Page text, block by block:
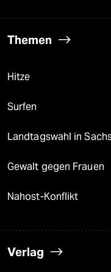
Themen
Hitze
Surfen
Landtagswahl in
Gewalt gegen Frauen
Nahost-Konflikt
Verlag